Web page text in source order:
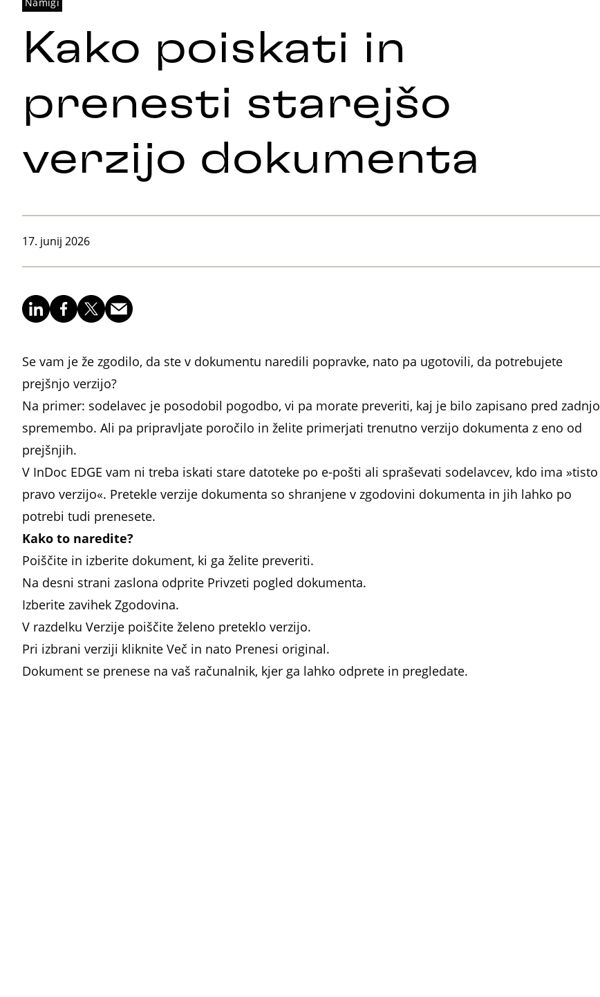
Kako poiskati in
prenesti starejšo
verzijo dokumenta
17. junij 2026
Se vam je že zgodilo, da ste v dokumentu naredili popravke, nato pa ugotovili, da potrebujete
prejšnjo verzijo?
Na primer: sodelavec je posodobil pogodbo, vi pa morate preveriti, kaj je bilo zapisano pred zadnjo
spremembo. Ali pa pripravljate poročilo in želite primerjati trenutno verzijo dokumenta z eno od
prejšnjih.
V InDoc EDGE vam ni treba iskati stare datoteke po e-pošti ali spraševati sodelavcev, kdo ima »tisto
pravo verzijo«. Pretekle verzije dokumenta so shranjene v zgodovini dokumenta in jih lahko po
potrebi tudi prenesete.
Kako to naredite?
Poiščite in izberite dokument, ki ga želite preveriti.
Na desni strani zaslona odprite Privzeti pogled dokumenta.
Izberite zavihek Zgodovina.
V razdelku Verzije poiščite želeno preteklo verzijo.
Pri izbrani verziji kliknite Več in nato Prenesi original.
Dokument se prenese na vaš računalnik, kjer ga lahko odprete in pregledate.